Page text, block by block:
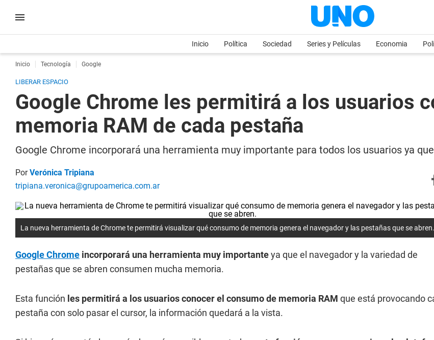
Inicio Política Sociedad Series y Películas Economia
Inicio Tecnología Google
LIBERAR ESPACIO
Google Chrome les permitirá a los usuarios
memoria RAM de cada pestaña
Google Chrome incorporará una herramienta muy importante para todos los usuarios ya
PorVerónica Tripiana
tripiana.veronica@grupoamerica.com.ar
La nueva herramienta de Chrome te permitirá visualizar qué consumo de memoria genera el navegador y las pestañas que se abren.
Google Chrome incorporará una herramienta muy importanteya que el navegador y la variedad de
pestañas que se abren consumen mucha memoria.
Esta función les permitirá a los usuarios conocer el consumo de memoria RAM que está provocando
pestaña con solo pasar el cursor, la información quedará a la vista.